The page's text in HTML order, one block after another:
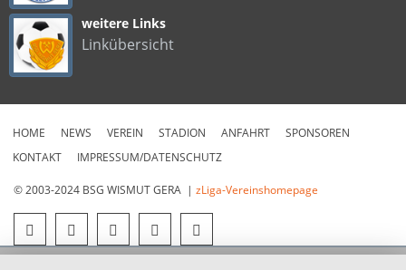
weitere Links
Linkübersicht
HOME NEWS VEREIN STADION ANFAHRT
SPONSOREN
KONTAKT
IMPRESSUM/DATENSCHUTZ
© 2003-2024 BSG WISMUT GERA | zLiga-Vereinshomepage